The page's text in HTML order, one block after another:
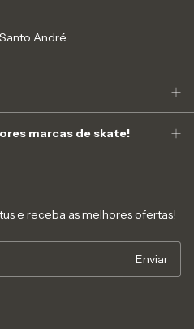
André
marcas de skate!
e receba as melhores ofertas!